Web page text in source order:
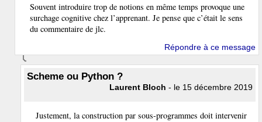
Souvent introduire trop de notions en même temps provoque une
surchage cognitive chez l’apprenant. Je pense que c’était le sens
du commentaire de jlc.
Répondre à ce message
Scheme ou Python ?
Laurent Bloch - le 15 décembre 2019
Justement, la construction par sous-programmes doit intervenir